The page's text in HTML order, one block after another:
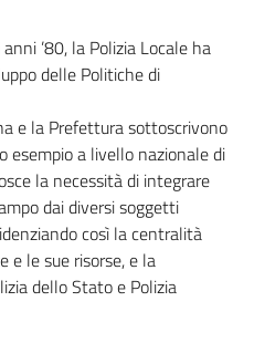
’80, la Polizia Locale ha
delle Politiche di
e la Prefettura sottoscrivono
esempio a livello nazionale di
la necessità di integrare
dai diversi soggetti
così la centralità
e le sue risorse, e la
dello Stato e Polizia